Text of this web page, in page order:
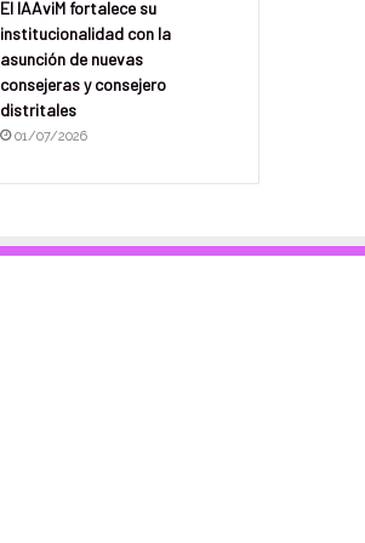
El IAAviM fortalece su
institucionalidad con la
asunción de nuevas
consejeras y consejero
distritales
01/07/2026